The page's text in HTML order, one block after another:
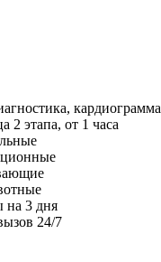
кардиограмма
2 этапа, от 1 часа
на 3 дня
24/7